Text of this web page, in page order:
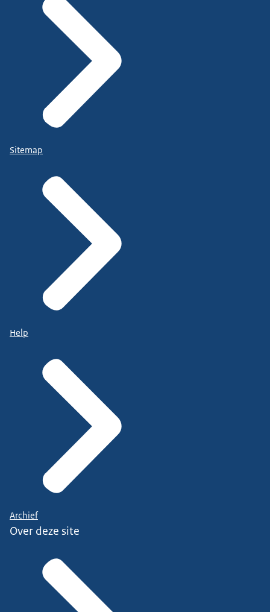
Sitemap
Help
Archief
Over deze site